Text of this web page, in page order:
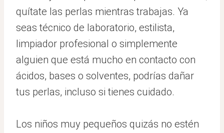
quítate las perlas mientras trabajas. Ya
seas técnico de laboratorio, estilista,
limpiador profesional o simplemente
alguien que está mucho en contacto con
ácidos, bases o solventes, podrías dañar
tus perlas, incluso si tienes cuidado.
Los niños muy pequeños quizás no estén